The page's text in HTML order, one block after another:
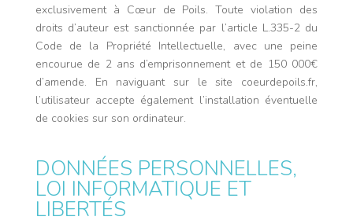
exclusivement à Cœur de Poils. Toute violation des
droits d’auteur est sanctionnée par l’article L.335-2 du
Code de la Propriété Intellectuelle, avec une peine
encourue de 2 ans d’emprisonnement et de 150 000€
d’amende. En naviguant sur le site coeurdepoils.fr,
l’utilisateur accepte également l’installation éventuelle
de cookies sur son ordinateur.
DONNÉES PERSONNELLES,
LOI INFORMATIQUE ET
LIBERTÉS